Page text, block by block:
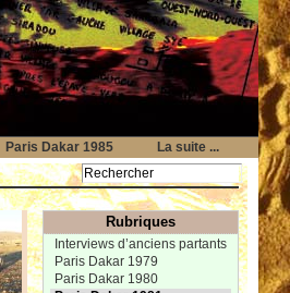
Rubriques
Interviews d’anciens partants
Paris Dakar 1979
Paris Dakar 1980
Paris Dakar 1985 La suite ...